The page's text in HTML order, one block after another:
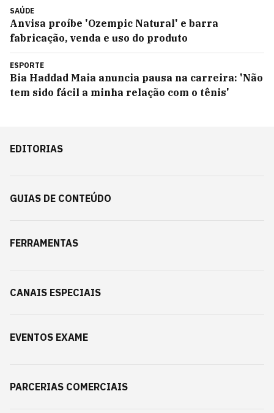
SAÚDE
Anvisa proíbe 'Ozempic Natural' e barra
fabricação, venda e uso do produto
ESPORTE
Bia Haddad Maia anuncia pausa na carreira: 'Não
tem sido fácil a minha relação com o tênis'
EDITORIAS
GUIAS DE CONTEÚDO
FERRAMENTAS
CANAIS ESPECIAIS
EVENTOS EXAME
PARCERIAS COMERCIAIS